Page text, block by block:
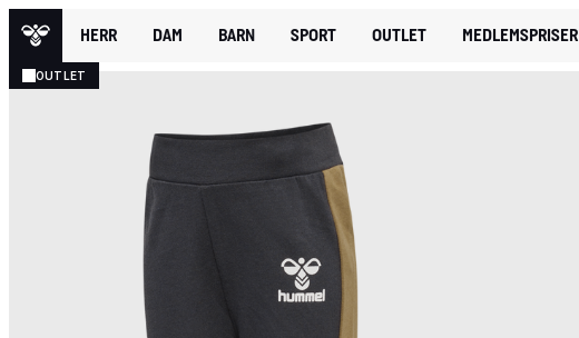
HERR DAM BARN SPORT OUTLET MEDLEMSPRISER
OUTLET